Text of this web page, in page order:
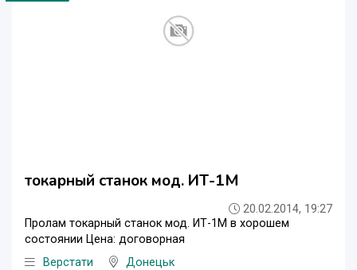
токарный станок мод. ИТ-1М
20.02.2014, 19:27
Пролам токарный станок мод. ИТ-1М в хорошем
состоянии Цена: договорная
Верстати
Донецьк